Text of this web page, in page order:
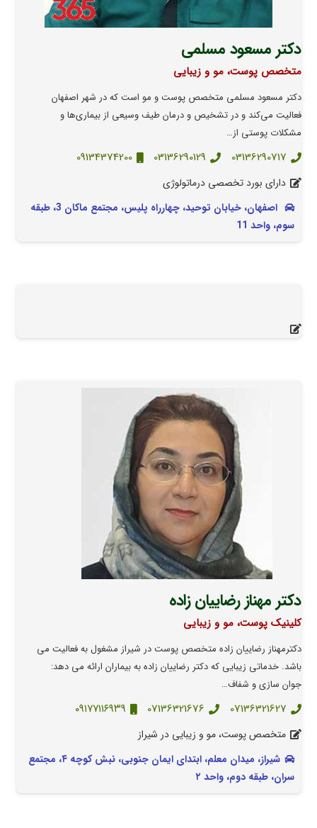
دکتر مسعود مسلمی
متخصص پوست، مو و زیبایی
دکتر مسعود مسلمی متخصص پوست و مو است که در شهر اصفهان
فعالیت می‌کند و در تشخیص و درمان طیف وسیعی از بیماری‌ها و
مشکلات پوستی از…
03136290717
03136290129
09134374200
دارای بورد تخصصی درماتولوژی
اصفهان، خیابان توحید، چهارراه پلیس، مجتمع ماکان 3، طبقه
سوم، واحد 11
دکتر مهناز رضاییان زاده
کلینیک پوست، مو و زیبایی
دکترمهناز رضاییان زاده متخصص پوست در شیراز مشغول به فعالیت می
باشد. خدماتی زیبایی که دکتر رضاییان زاده به بیماران ارائه می دهد:
جوان سازی و شفاف…
07136321627
07136321676 ۰۹۱۷۷۱۱۶۹۳۹
متخصص پوست، مو و زیبایی در شیراز
شیراز، میدان معلم، ابتدای ایمان جنوبی، نبش کوچه ۴، مجتمع
سران، طبقه دوم، واحد ۲